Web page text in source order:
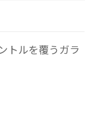
トルを覆うガラ